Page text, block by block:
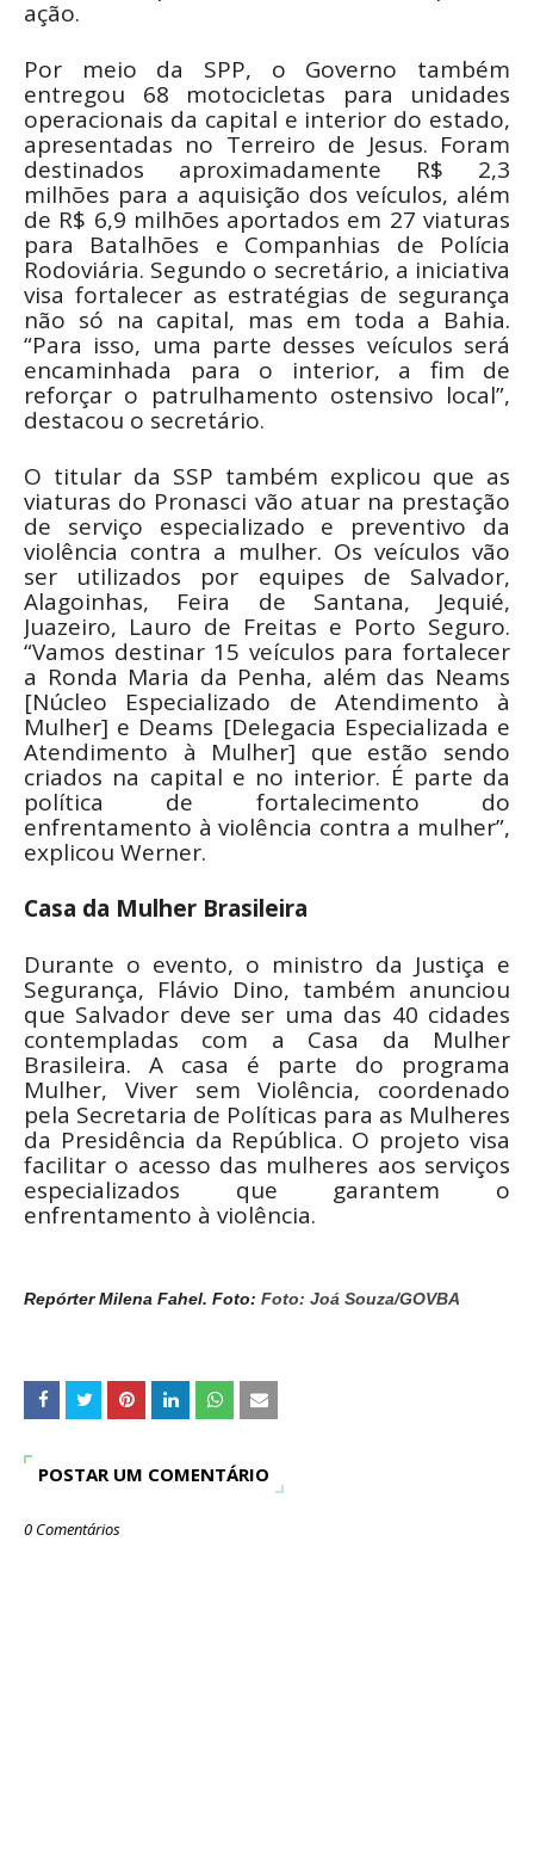
ação.
Por meio da SPP, o Governo também
entregou 68 motocicletas para unidades
operacionais da capital e interior do estado,
apresentadas no Terreiro de Jesus. Foram
destinados aproximadamente R$ 2,3
milhões para a aquisição dos veículos, além
de R$ 6,9 milhões aportados em 27 viaturas
para Batalhões e Companhias de Polícia
Rodoviária. Segundo o secretário, a iniciativa
visa fortalecer as estratégias de segurança
não só na capital, mas em toda a Bahia.
“Para isso, uma parte desses veículos será
encaminhada para o interior, a fim de
reforçar o patrulhamento ostensivo local”,
destacou o secretário.
O titular da SSP também explicou que as
viaturas do Pronasci vão atuar na prestação
de serviço especializado e preventivo da
violência contra a mulher. Os veículos vão
ser utilizados por equipes de Salvador,
Alagoinhas, Feira de Santana, Jequié,
Juazeiro, Lauro de Freitas e Porto Seguro.
“Vamos destinar 15 veículos para fortalecer
a Ronda Maria da Penha, além das Neams
[Núcleo Especializado de Atendimento à
Mulher] e Deams [Delegacia Especializada e
Atendimento à Mulher] que estão sendo
criados na capital e no interior. É parte da
política de fortalecimento do
enfrentamento à violência contra a mulher”,
explicou Werner.
Casa da Mulher Brasileira
Durante o evento, o ministro da Justiça e
Segurança, Flávio Dino, também anunciou
que Salvador deve ser uma das 40 cidades
contempladas com a Casa da Mulher
Brasileira. A casa é parte do programa
Mulher, Viver sem Violência, coordenado
pela Secretaria de Políticas para as Mulheres
da Presidência da República. O projeto visa
facilitar o acesso das mulheres aos serviços
especializados que garantem o
enfrentamento à violência.
Repórter Milena Fahel. Foto: Foto: Joá Souza/GOVBA
POSTAR UM COMENTÁRIO
0 Comentários